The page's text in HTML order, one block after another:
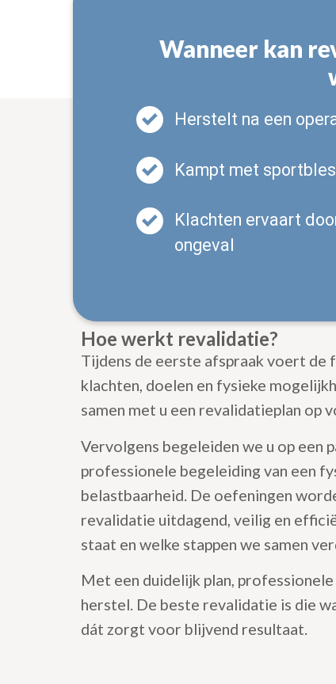
Wanneer kan
Herstelt na een
Kampt met
Klachten ervaart
ongeval
Hoe werkt revalidatie?
Tijdens de eerste afspraak voert
klachten, doelen en fysieke
samen met u een revalidatieplan op
Vervolgens begeleiden we u op een
professionele begeleiding van een
belastbaarheid. De oefeningen
revalidatie uitdagend, veilig en
staat en welke stappen we samen
Met een duidelijk plan,
herstel. De beste revalidatie is die
dát zorgt voor blijvend resultaat.